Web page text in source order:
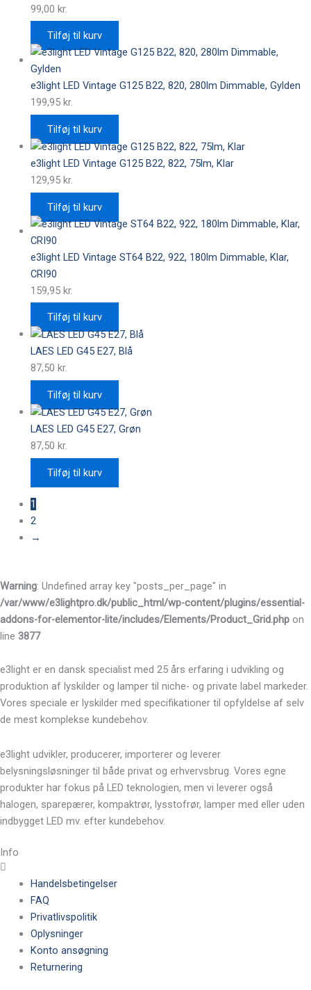
99,00 kr.
Tilføj til kurv
e3light LED Vintage G125 B22, 820, 280lm Dimmable, Gylden
199,95 kr.
Tilføj til kurv
e3light LED Vintage G125 B22, 822, 75lm, Klar
129,95 kr.
Tilføj til kurv
e3light LED Vintage ST64 B22, 922, 180lm Dimmable, Klar,
CRI90
159,95 kr.
Tilføj til kurv
LAES LED G45 E27, Blå
87,50 kr.
Tilføj til kurv
LAES LED G45 E27, Grøn
87,50 kr.
Tilføj til kurv
1
2
→
Warning: Undefined array key "posts_per_page" in
/var/www/e3lightpro.dk/public_html/wp-content/plugins/essential-
addons-for-elementor-lite/includes/Elements/Product_Grid.php on
line 3877
e3light er en dansk specialist med 25 års erfaring i udvikling og
produktion af lyskilder og lamper til niche- og private label markeder.
Vores speciale er lyskilder med specifikationer til opfyldelse af selv
de mest komplekse kundebehov.
e3light udvikler, producerer, importerer og leverer
belysningsløsninger til både privat og erhvervsbrug. Vores egne
produkter har fokus på LED teknologien, men vi leverer også
halogen, sparepærer, kompaktrør, lysstofrør, lamper med eller uden
indbygget LED mv. efter kundebehov.
Info
Handelsbetingelser
FAQ
Privatlivspolitik
Oplysninger
Konto ansøgning
Returnering